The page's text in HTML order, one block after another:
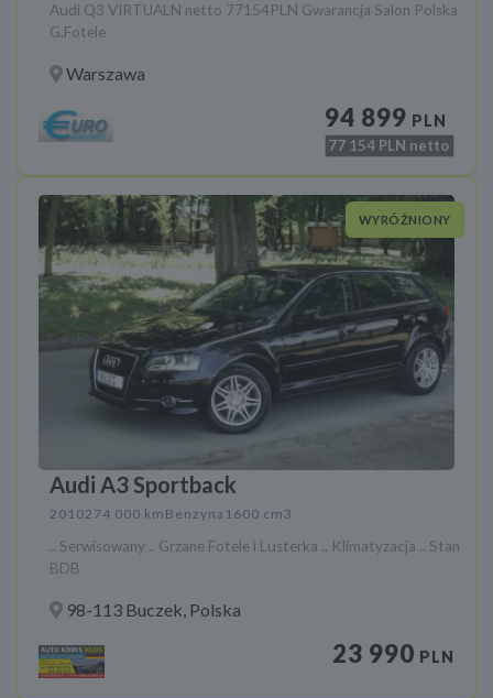
Audi Q3 VIRTUALN netto 77154PLN Gwarancja Salon Polska
G.Fotele
Warszawa
94 899 PLN
77 154 PLN netto
WYRÓŻNIONY
Audi A3 Sportback
2010274 000 km Benzyna 1600 cm3
.. Serwisowany .. Grzane Fotele i Lusterka .. Klimatyzacja .. Stan
BDB
98-113 Buczek, Polska
23 990 PLN